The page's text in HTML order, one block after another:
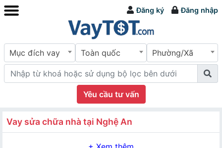
Đăng ký Đăng nhập
Mục đích vay Toàn quốc Phường/Xã
Yêu cầu tư vấn
Vay sửa chữa nhà tại Nghệ An